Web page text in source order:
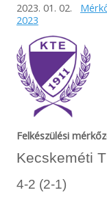
2023. 01. 02.
2023
Felkészülési
Kecskeméti
4-2 (2-1)